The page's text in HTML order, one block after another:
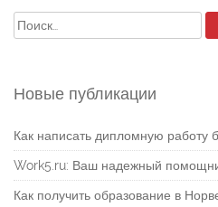
Найти:
Новые публикации
Как написать дипломную работу
Work5.ru: Ваш надежный
Как получить образование в